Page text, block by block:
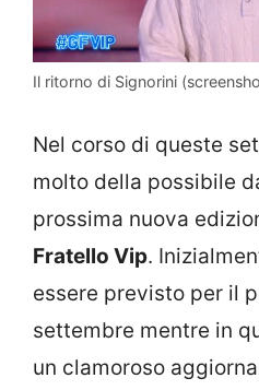
Il ritorno di Signorini
Nel corso di queste
molto della possibile
prossima nuova
Fratello Vip.
essere previsto per il
settembre mentre in
un clamoroso